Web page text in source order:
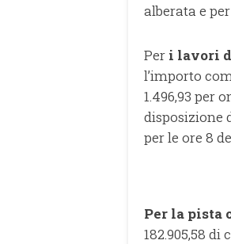
alberata e
Per i lavori
l’importo
1.496,93 per
disposizione
per le ore 8
Per la pista
182.905,58 di